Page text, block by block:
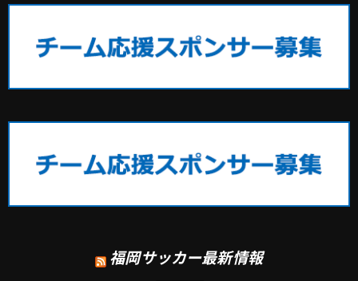
福岡サッカー最新情報